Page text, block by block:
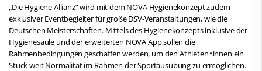
„Die Hygiene Allianz“ wird mit dem NOVA Hygienekonzept zudem
exklusiver Eventbegleiter für große DSV-Veranstaltungen, wie die
Deutschen Meisterschaften. Mittels des Hygienekonzepts inklusive der
Hygienesäule und der erweiterten NOVA App sollen die
Rahmenbedingungen geschaffen werden, um den Athleten*innen ein
Stück weit Normalität im Rahmen der Sportausübung zu ermöglichen.